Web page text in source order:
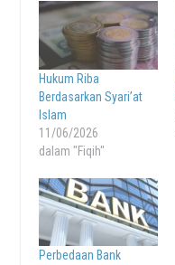
Hukum Riba
Berdasarkan Syari’at
Islam
11/06/2026
dalam "Fiqih"
Perbedaan Bank